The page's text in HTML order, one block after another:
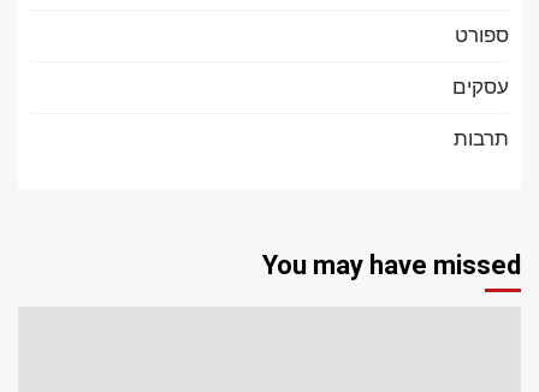
ספורט
עסקים
תרבות
You may have missed